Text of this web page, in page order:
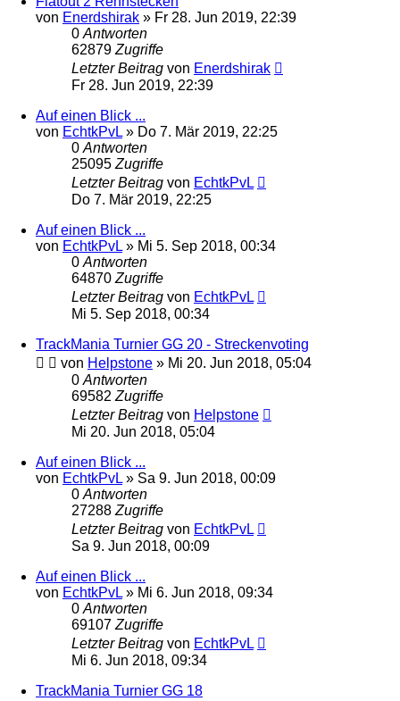
von Enerdshirak » Fr 28. Jun 2019, 22:39
0 Antworten
62879 Zugriffe
Letzter Beitrag von Enerdshirak
Fr 28. Jun 2019, 22:39
Auf einen Blick ...
von EchtkPvL » Do 7. Mär 2019, 22:25
0 Antworten
25095 Zugriffe
Letzter Beitrag von EchtkPvL
Do 7. Mär 2019, 22:25
Auf einen Blick ...
von EchtkPvL » Mi 5. Sep 2018, 00:34
0 Antworten
64870 Zugriffe
Letzter Beitrag von EchtkPvL
Mi 5. Sep 2018, 00:34
TrackMania Turnier GG 20 - Streckenvoting
von Helpstone » Mi 20. Jun 2018, 05:04
0 Antworten
69582 Zugriffe
Letzter Beitrag von Helpstone
Mi 20. Jun 2018, 05:04
Auf einen Blick ...
von EchtkPvL » Sa 9. Jun 2018, 00:09
0 Antworten
27288 Zugriffe
Letzter Beitrag von EchtkPvL
Sa 9. Jun 2018, 00:09
Auf einen Blick ...
von EchtkPvL » Mi 6. Jun 2018, 09:34
0 Antworten
69107 Zugriffe
Letzter Beitrag von EchtkPvL
Mi 6. Jun 2018, 09:34
TrackMania Turnier GG 18